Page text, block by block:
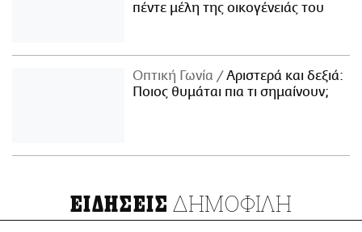
πέντε μέλη της οικογένειάς του
Οπτική Γωνία
Αριστερά και δεξιά:
Ποιος θυμάται πια τι σημαίνουν;
ΕΙΔΗΣΕΙΣ ΔΗΜΟΦΙΛΗ